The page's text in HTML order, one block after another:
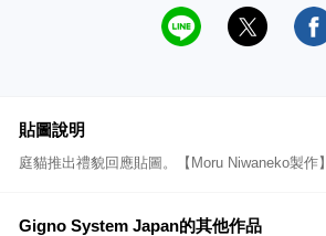
貼圖說明
庭貓推出禮貌回應貼圖。【Moru Niwaneko製作】
Gigno System Japan的其他作品